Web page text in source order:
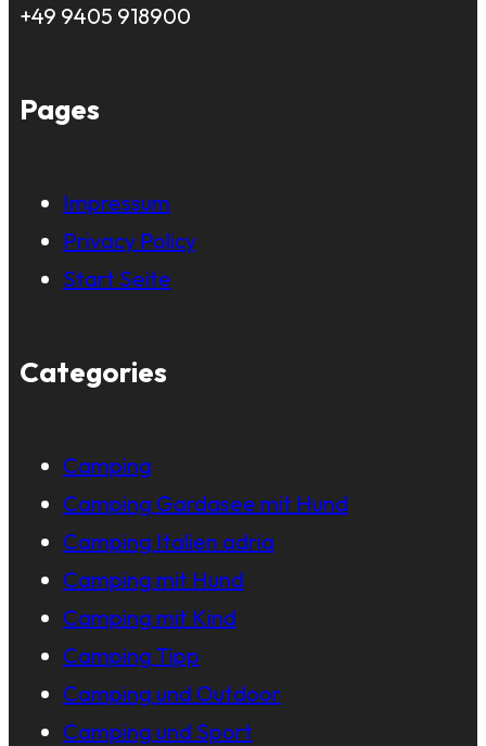
+49 9405 918900
Pages
Impressum
Privacy Policy
Start Seite
Categories
Camping
Camping Gardasee mit Hund
Camping Italien adria
Camping mit Hund
Camping mit Kind
Camping Tipp
Camping und Outdoor
Camping und Sport